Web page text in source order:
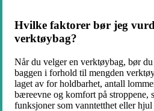
Hvilke faktorer bør jeg
verktøybag?
Når du velger en verktøybag, bør du
baggen i forhold til mengden
laget av for holdbarhet, antall
bæreevne og komfort på stroppene,
funksjoner som vanntetthet eller